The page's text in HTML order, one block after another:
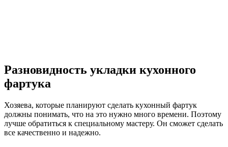
Разновидность укладки кухонного
фартука
Хозяева, которые планируют сделать кухонный фартук
должны понимать, что на это нужно много времени. Поэтому
лучше обратиться к специальному мастеру. Он сможет сделать
все качественно и надежно.